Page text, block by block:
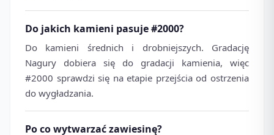
Do jakich kamieni pasuje #2000?
Do kamieni średnich i drobniejszych. Gradację
Nagury dobiera się do gradacji kamienia, więc
#2000 sprawdzi się na etapie przejścia od ostrzenia
do wygładzania.
Po co wytwarzać zawiesinę?